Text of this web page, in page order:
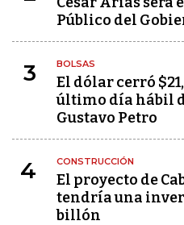
Público del
3 BOLSAS
El dólar cerró
último día hábil
Gustavo Petro
4 CONSTRUCCIÓN
El proyecto de
tendría una
billón